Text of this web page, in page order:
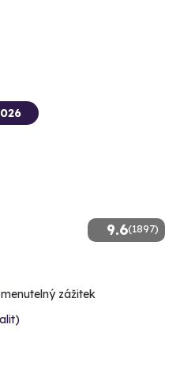
9.6(1897)
zážitek